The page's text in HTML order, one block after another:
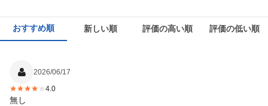
おすすめ順 新しい順 評価の高い順 評価の低い順
2026/06/17
4.0
無し